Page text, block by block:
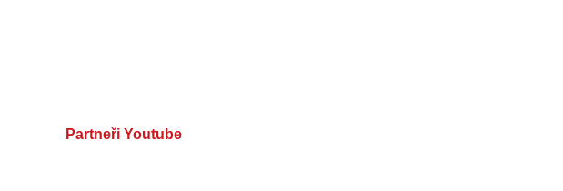
Partneři Youtube